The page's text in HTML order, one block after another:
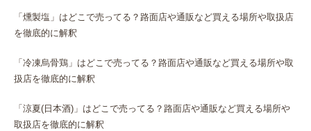
「燻製塩」はどこで売ってる？路面店や通販など買える場所や取扱店
を徹底的に解釈
「冷凍烏骨鶏」はどこで売ってる？路面店や通販など買える場所や取
扱店を徹底的に解釈
「涼夏(日本酒)」はどこで売ってる？路面店や通販など買える場所や
取扱店を徹底的に解釈